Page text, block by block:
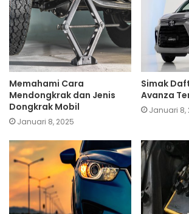
Memahami Cara
Mendongkrak dan Jenis
Dongkrak Mobil
Januari 8, 2025
Simak
Avanza
Januari 8,